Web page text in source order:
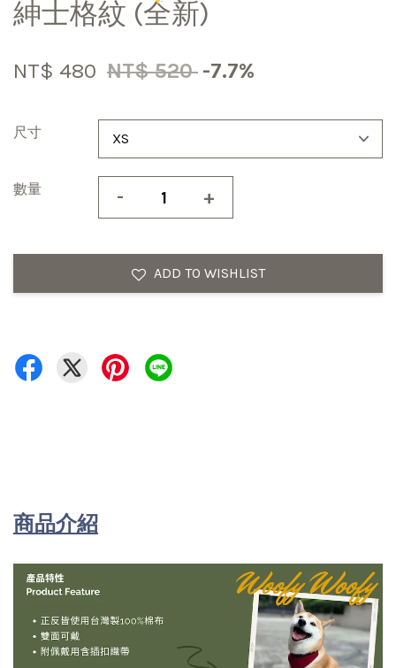
紳士格紋 (全新)
NT$ 480 NT$ 520 -7.7%
尺寸
數量 - +
ADD TO WISHLIST
商品介紹